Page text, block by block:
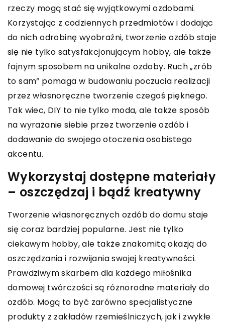
rzeczy mogą stać się wyjątkowymi ozdobami.
Korzystając z codziennych przedmiotów i dodając
do nich odrobinę wyobraźni, tworzenie ozdób staje
się nie tylko satysfakcjonującym hobby, ale także
fajnym sposobem na unikalne ozdoby. Ruch „zrób
to sam” pomaga w budowaniu poczucia realizacji
przez własnoręczne tworzenie czegoś pięknego.
Tak wiec, DIY to nie tylko moda, ale także sposób
na wyrażanie siebie przez tworzenie ozdób i
dodawanie do swojego otoczenia osobistego
akcentu.
Wykorzystaj dostępne materiały
– oszczędzaj i bądź kreatywny
Tworzenie własnoręcznych ozdób do domu staje
się coraz bardziej popularne. Jest nie tylko
ciekawym hobby, ale także znakomitą okazją do
oszczędzania i rozwijania swojej kreatywności.
Prawdziwym skarbem dla każdego miłośnika
domowej twórczości są różnorodne materiały do
ozdób. Mogą to być zarówno specjalistyczne
produkty z zakładów rzemieślniczych, jak i zwykłe